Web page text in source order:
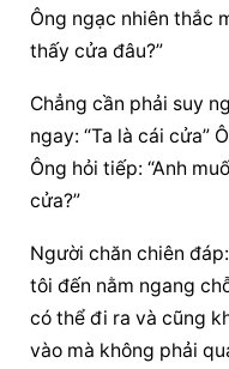
Ông ngạc nhiên thắc
thấy cửa đâu?”
Chẳng cần phải suy
ngay: “Ta là cái cửa”
Ông hỏi tiếp: “Anh
cửa?”
Người chăn chiên
tôi đến nằm ngang
có thể đi ra và cũng
vào mà không phải